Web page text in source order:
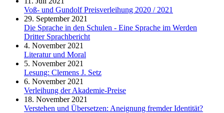
Voß- und Gundolf Preisverleihung 2020 / 2021
29. September 2021
Die Sprache in den Schulen - Eine Sprache im Werden
Dritter Sprachbericht
4. November 2021
Literatur und Moral
5. November 2021
Lesung: Clemens J. Setz
6. November 2021
Verleihung der Akademie-Preise
18. November 2021
Verstehen und Übersetzen: Aneignung fremder Identität?